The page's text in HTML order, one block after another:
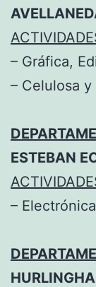
– Gráfica,
– Celulosa y
ESTEBAN
–